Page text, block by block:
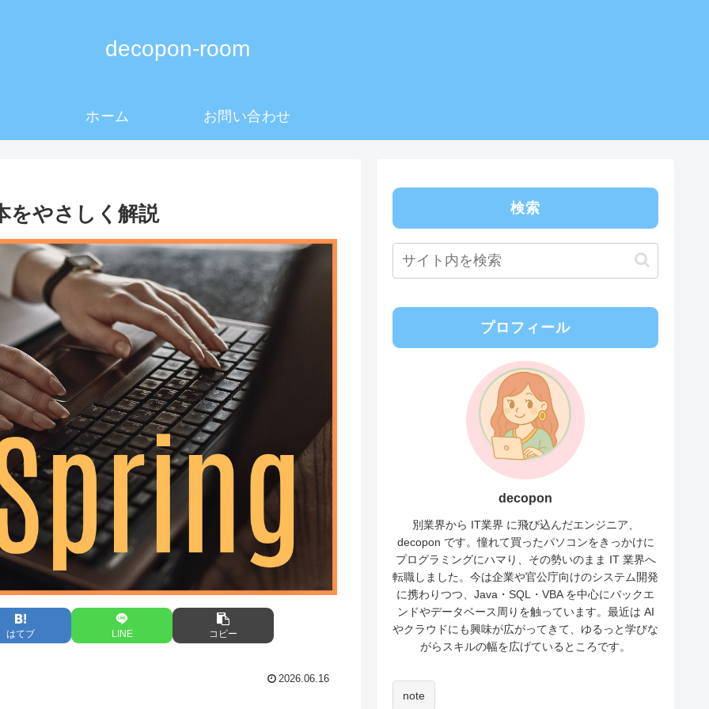
decopon-room
ホーム お問い合わせ
をやさしく解説
はてブ LINE コピー
2026.06.16
検索
プロフィール
decopon
別業界から IT業界 に飛び込んだエンジニア、
decopon です。憧れて買ったパソコンをきっかけに
プログラミングにハマり、その勢いのまま IT 業界へ
転職しました。今は企業や官公庁向けのシステム開発
に携わりつつ、Java・SQL・VBA を中心にバックエ
ンドやデータベース周りを触っています。最近は AI
やクラウドにも興味が広がってきて、ゆるっと学びな
がらスキルの幅を広げているところです。
note